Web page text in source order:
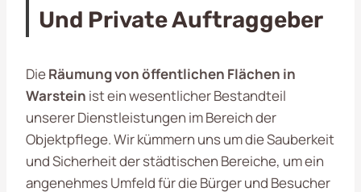
Und Private Auftraggeber
DieRäumung von öffentlichen Flächen in
Warstein ist ein wesentlicher Bestandteil
unserer Dienstleistungen im Bereich der
Objektpflege. Wir kümmern uns um die Sauberkeit
und Sicherheit der städtischen Bereiche, um ein
angenehmes Umfeld für die Bürger und Besucher